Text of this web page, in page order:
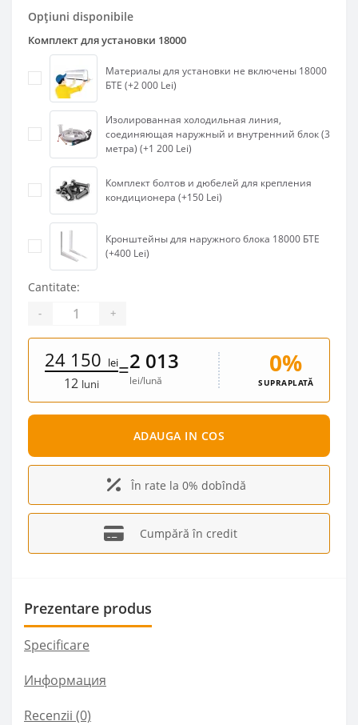
Opțiuni disponibile
Комплект для установки 18000
Материалы для установки не включены 18000
БТЕ (+2 000 Lei)
Изолированная холодильная линия,
соединяющая наружный и внутренний блок (3
метра) (+1 200 Lei)
Комплект болтов и дюбелей для крепления
кондиционера (+150 Lei)
Кронштейны для наружного блока 18000 БТЕ
(+400 Lei)
Cantitate:
- +
24 150 lei
12 luni
=2 013
lei/lună
0%
SUPRAPLATĂ
ADAUGA IN COS
În rate la 0% dobîndă
Cumpără în credit
Prezentare produs
Specificare
Информация
Recenzii (0)